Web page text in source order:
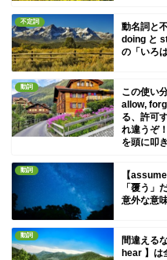
不定詞
動名詞と
doing と
の「いろ
動詞
この使い
allow,
る、許可
れ違うぞ
を頭に叩
動詞
【
「覆う」
意外な意
動詞
間違える
hear 】は